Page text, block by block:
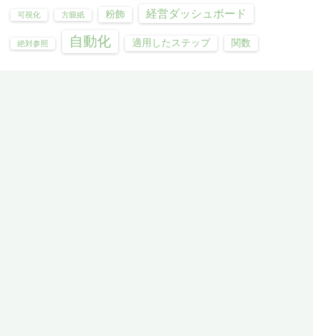
可視化 方眼紙 粉飾 経営ダッシュボード
絶対参照 自動化 適用したステップ 関数